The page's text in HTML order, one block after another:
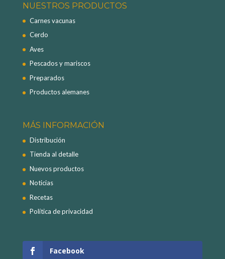
NUESTROS PRODUCTOS
Carnes vacunas
Cerdo
Aves
Pescados y mariscos
Preparados
Productos alemanes
MÁS INFORMACIÓN
Distribución
Tienda al detalle
Nuevos productos
Noticias
Recetas
Política de privacidad
Facebook